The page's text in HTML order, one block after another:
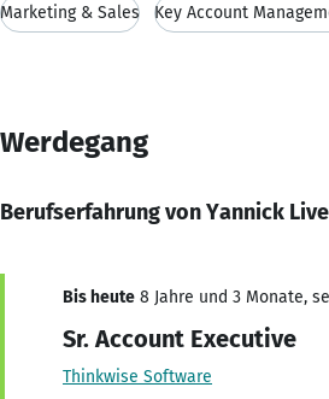
Marketing & Sales Key Account
Werdegang
Berufserfahrung von Yannick
Bis heute 8 Jahre und 3 Monate,
Sr. Account Executive
Thinkwise Software